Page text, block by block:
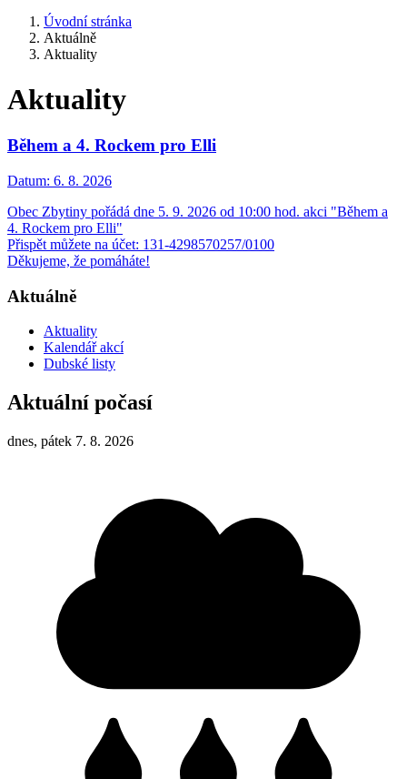
Úvodní stránka
Aktuálně
Aktuality
Aktuality
Během a 4. Rockem pro Elli
Datum: 6. 8. 2026
Obec Zbytiny pořádá dne 5. 9. 2026 od 10:00 hod. akci "Během a
4. Rockem pro Elli"
Přispět můžete na účet: 131-4298570257/0100
Děkujeme, že pomáháte!
Aktuálně
Aktuality
Kalendář akcí
Dubské listy
Aktuální počasí
dnes, pátek 7. 8. 2026